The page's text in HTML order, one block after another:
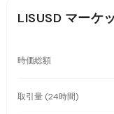
LISUSD マーケ
時価総額
取引量 (24時間)